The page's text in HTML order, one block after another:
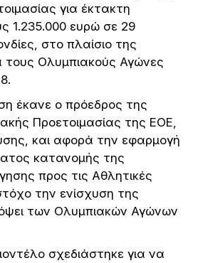
για έκτακτη
1.235.000 ευρώ σε 29
στο πλαίσιο της
τους Ολυμπιακούς Αγώνες
έκανε ο πρόεδρος της
Προετοιμασίας της ΕΟΕ,
και αφορά την εφαρμογή
κατανομής της
προς τις Αθλητικές
την ενίσχυση της
των Ολυμπιακών Αγώνων
σχεδιάστηκε για να